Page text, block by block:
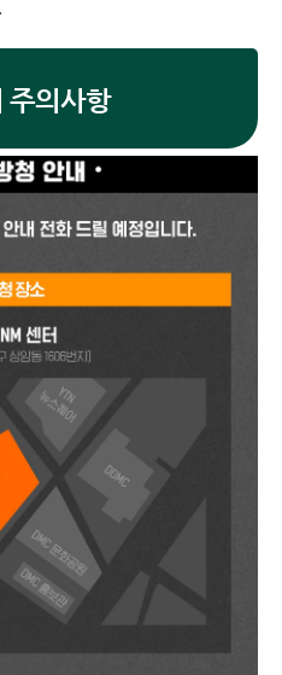
주의사항